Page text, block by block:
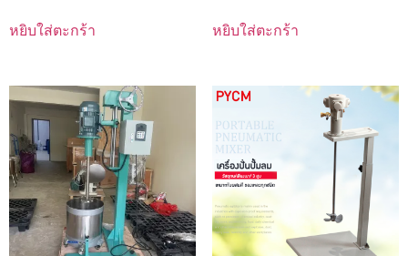
หยิบใส่ตะกร้า หยิบใส่ตะกร้า